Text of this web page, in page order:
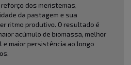
dos meristemas,
da pastagem e sua
ritmo produtivo. O resultado é
acúmulo de biomassa, melhor
maior persistência ao longo